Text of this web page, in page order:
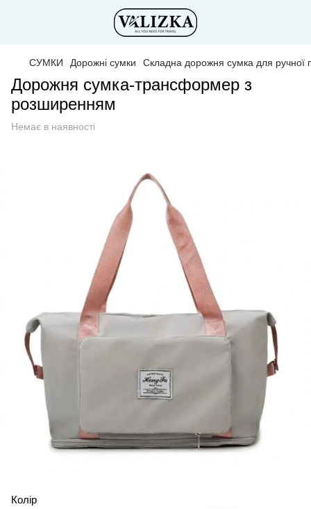
СУМКИ Дорожні сумки Складна дорожня сумка для ручної
Дорожня сумка-трансформер з
розширенням
Немає в наявності
Колір